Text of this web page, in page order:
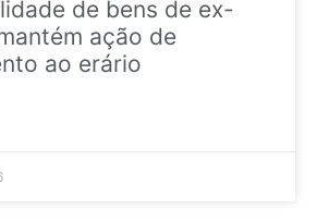
de bens de ex-
ação de
ao erário